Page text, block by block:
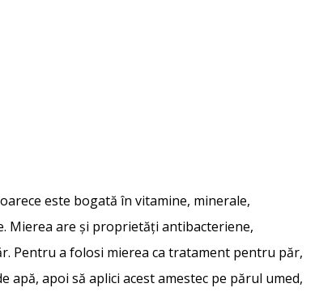
este bogată în vitamine, minerale,
Mierea are și proprietăți antibacteriene,
Pentru a folosi mierea ca tratament pentru păr,
apă, apoi să aplici acest amestec pe părul umed,